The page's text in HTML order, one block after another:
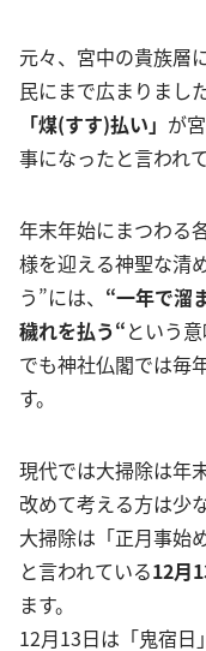
元々、宮中の貴族層
民にまで広まりまし
「煤(すす)払い」 が
事になったと言われ
年末年始にまつわる
様を迎える神聖な清
う”には、 “一年で溜
穢れを払う“という
でも神社仏閣では毎
す。
現代では大掃除は年
改めて考える方は少
大掃除は「正月事始
と言われている12月
ます。
12月13日は「鬼宿日